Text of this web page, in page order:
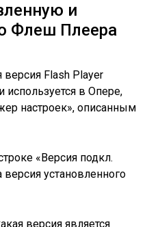
и
Флеш Плеера
версия Flash Player
используется в Опере,
настроек», описанным
«Версия подкл.
версия установленного
версия является